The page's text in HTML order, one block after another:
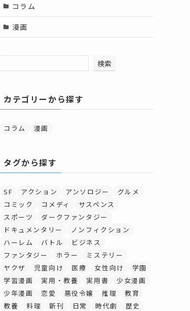
コラム
漫画
検索
カテゴリーから探す
コラム 漫画
タグから探す
SF アクション アンソロジー
グルメ
コミック
コメディ
サスペンス
スポーツ
ダークファンタジー
ドキュメンタリー
ノンフィクション
ハーレム
バトル
ビジネス
ファンタジー
ホラー
ミステリー
ヤクザ
児童向け 医療 女性向け
学園
学習漫画
実用・教養 実用書
少女漫画
少年漫画
恋愛 悪役令嬢 推理
教育
教養
料理 新刊 日常 時代劇
歴史